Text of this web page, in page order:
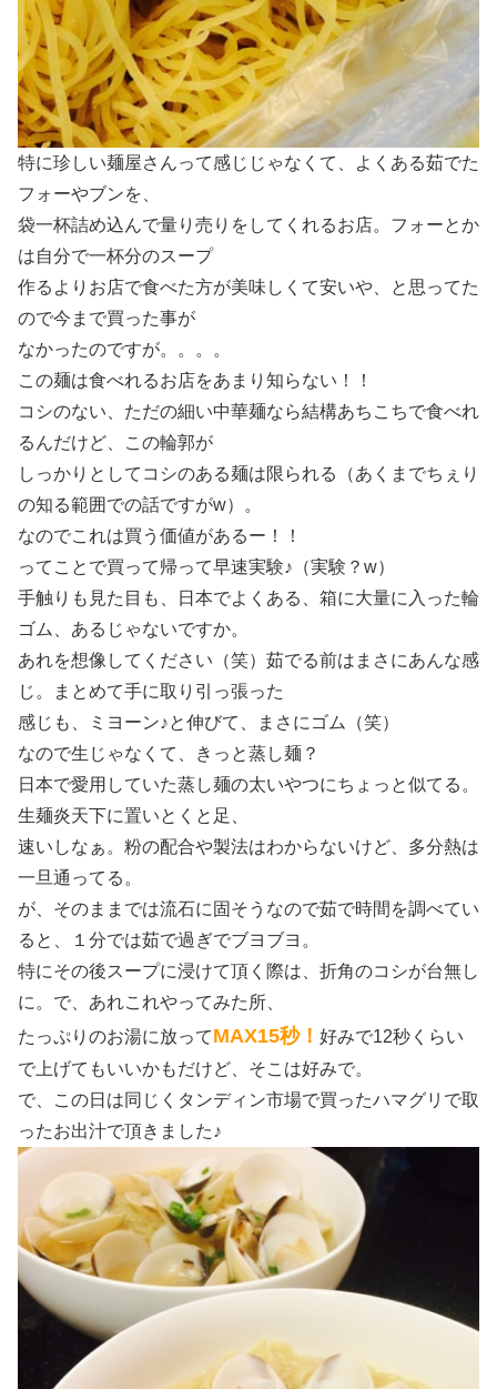
特に珍しい麺屋さんって感じじゃなくて、よくある茹でた
フォーやブンを、
袋一杯詰め込んで量り売りをしてくれるお店。フォーとか
は自分で一杯分のスープ
作るよりお店で食べた方が美味しくて安いや、と思ってた
ので今まで買った事が
なかったのですが。。。。
この麺は食べれるお店をあまり知らない！！
コシのない、ただの細い中華麺なら結構あちこちで食べれ
るんだけど、この輪郭が
しっかりとしてコシのある麺は限られる（あくまでちぇり
の知る範囲での話ですがw）。
なのでこれは買う価値があるー！！
ってことで買って帰って早速実験♪（実験？w）
手触りも見た目も、日本でよくある、箱に大量に入った輪
ゴム、あるじゃないですか。
あれを想像してください（笑）茹でる前はまさにあんな感
じ。まとめて手に取り引っ張った
感じも、ミヨーン♪と伸びて、まさにゴム（笑）
なので生じゃなくて、きっと蒸し麺？
日本で愛用していた蒸し麺の太いやつにちょっと似てる。
生麺炎天下に置いとくと足、
速いしなぁ。粉の配合や製法はわからないけど、多分熱は
一旦通ってる。
が、そのままでは流石に固そうなので茹で時間を調べてい
ると、１分では茹で過ぎでブヨブヨ。
特にその後スープに浸けて頂く際は、折角のコシが台無し
に。で、あれこれやってみた所、
たっぷりのお湯に放ってMAX15秒！ 好みで12秒くらい
で上げてもいいかもだけど、そこは好みで。
で、この日は同じくタンディン市場で買ったハマグリで取
ったお出汁で頂きました♪